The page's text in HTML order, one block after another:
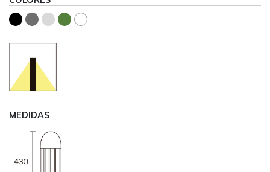
MEDIDAS